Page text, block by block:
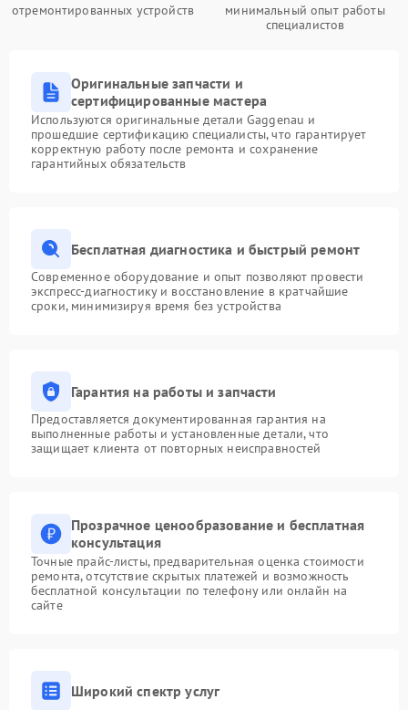
отремонтированных устройств
минимальный опыт работы
специалистов
Оригинальные запчасти и
сертифицированные мастера
Используются оригинальные детали Gaggenau и
прошедшие сертификацию специалисты, что гарантирует
корректную работу после ремонта и сохранение
гарантийных обязательств
Бесплатная диагностика и быстрый ремонт
Современное оборудование и опыт позволяют провести
экспресс-диагностику и восстановление в кратчайшие
сроки, минимизируя время без устройства
Гарантия на работы и запчасти
Предоставляется документированная гарантия на
выполненные работы и установленные детали, что
защищает клиента от повторных неисправностей
Прозрачное ценообразование и бесплатная
консультация
Точные прайс-листы, предварительная оценка стоимости
ремонта, отсутствие скрытых платежей и возможность
бесплатной консультации по телефону или онлайн на
сайте
Широкий спектр услуг